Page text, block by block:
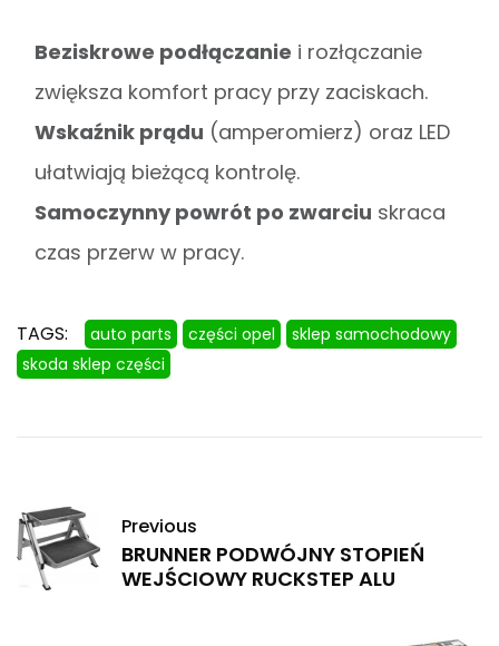
Beziskrowe podłączanie i rozłączanie
zwiększa komfort pracy przy zaciskach.
Wskaźnik prądu (amperomierz) oraz LED
ułatwiają bieżącą kontrolę.
Samoczynny powrót po zwarciu skraca
czas przerw w pracy.
TAGS: auto parts części opel
sklep samochodowy
skoda sklep części
Previous
BRUNNER PODWÓJNY STOPIEŃ
WEJŚCIOWY RUCKSTEP ALU